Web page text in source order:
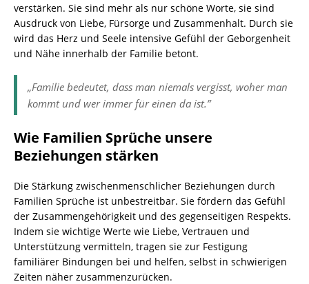
verstärken. Sie sind mehr als nur schöne Worte, sie sind
Ausdruck von Liebe, Fürsorge und Zusammenhalt. Durch sie
wird das Herz und Seele intensive Gefühl der Geborgenheit
und Nähe innerhalb der Familie betont.
„Familie bedeutet, dass man niemals vergisst, woher man
kommt und wer immer für einen da ist.”
Wie Familien Sprüche unsere
Beziehungen stärken
Die Stärkung zwischenmenschlicher Beziehungen durch
Familien Sprüche ist unbestreitbar. Sie fördern das Gefühl
der Zusammengehörigkeit und des gegenseitigen Respekts.
Indem sie wichtige Werte wie Liebe, Vertrauen und
Unterstützung vermitteln, tragen sie zur Festigung
familiärer Bindungen bei und helfen, selbst in schwierigen
Zeiten näher zusammenzurücken.